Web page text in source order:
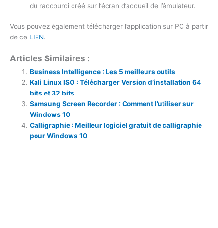
du raccourci créé sur l’écran d’accueil de l’émulateur.
Vous pouvez également télécharger l’application sur PC à partir
de ce LIEN.
Articles Similaires :
Business Intelligence : Les 5 meilleurs outils
Kali Linux ISO : Télécharger Version d’installation 64
bits et 32 bits
Samsung Screen Recorder : Comment l’utiliser sur
Windows 10
Calligraphie : Meilleur logiciel gratuit de calligraphie
pour Windows 10